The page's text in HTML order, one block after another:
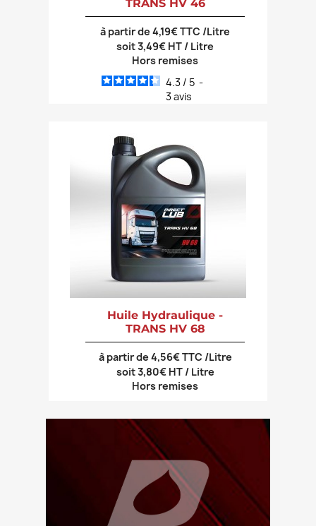
TRANS HV 46
à partir de 4,19€ TTC /Litre
soit 3,49€ HT / Litre
Hors remises
4.3 / 5 -
3avis
Huile Hydraulique -
TRANS HV 68
à partir de 4,56€ TTC /Litre
soit 3,80€ HT / Litre
Hors remises